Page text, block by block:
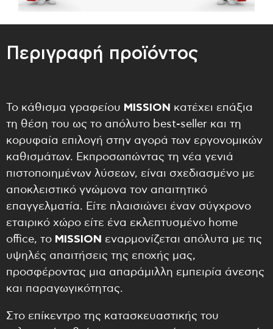
Περιγραφή προϊόντος
Το κάθισμα γραφείου MISSION κατέχει επάξια
τη θέση του ως το απόλυτο best-seller και τη
κορυφαία επιλογή στην αγορά των εργονομικών
καθισμάτων. Εκπροσωπώντας τη νέα γενιά
πιστοποιημένων λύσεων, είναι σχεδιασμένο με
αποκλειστικό γνώμονα τον απαιτητικό
επαγγελματία. Είτε πλαισιώνει έναν σύγχρονο
εταιρικό χώρο είτε ένα εκλεπτυσμένο home
office, το MISSION εναρμονίζεται απόλυτα με τις
υψηλές απαιτήσεις της εποχής μας,
προσφέροντας μια απαράμιλλη εμπειρία άνεσης
και παραγωγικότητας.
Στο επίκεντρο της κατασκευαστικής του